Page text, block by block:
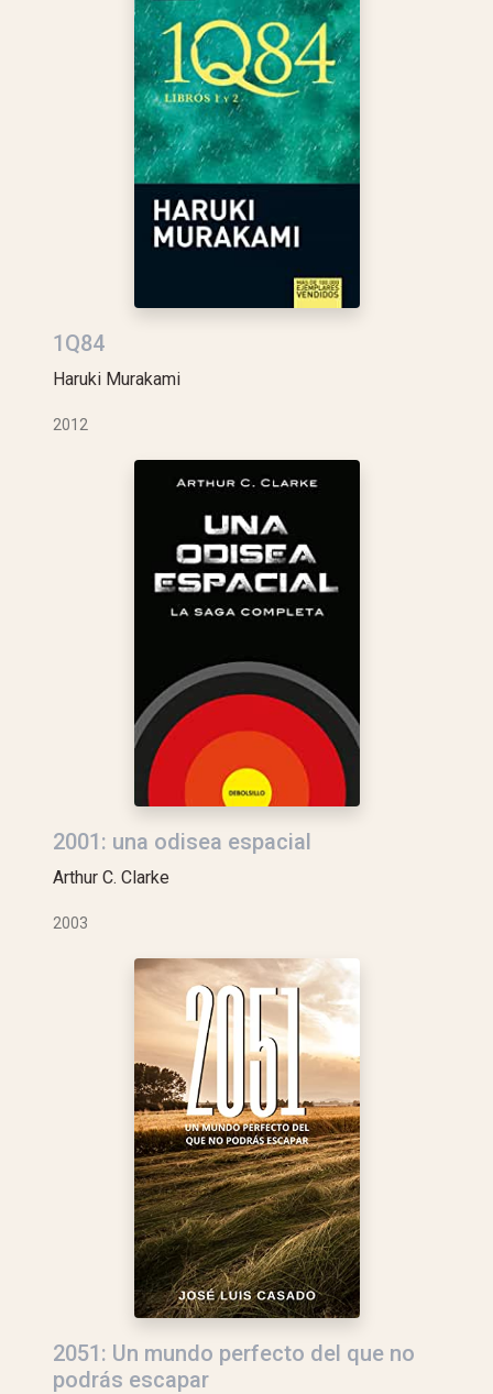
1Q84
Haruki Murakami
2012
2001: una odisea espacial
Arthur C. Clarke
2003
2051: Un mundo perfecto del que no
podrás escapar